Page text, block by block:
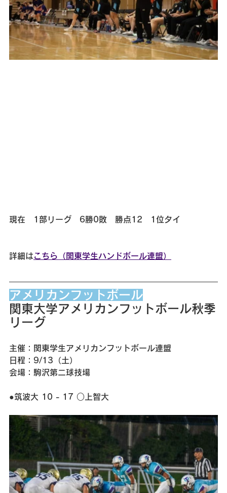
現在　1部リーグ　6勝0敗　勝点12　1位タイ
詳細はこちら（関東学生ハンドボール連盟）
アメリカンフットボール
関東大学アメリカンフットボール秋季
リーグ
主催：関東学生アメリカンフットボール連盟
日程：9/13（土）
会場：駒沢第二球技場
●筑波大 10 - 17 ○上智大